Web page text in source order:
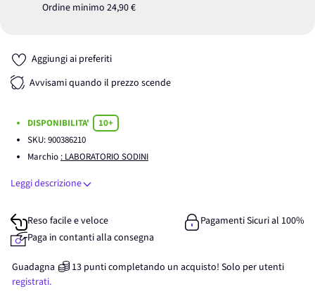
Ordine minimo 24,90 €
Aggiungi ai preferiti
Avvisami quando il prezzo scende
DISPONIBILITA'
10+
SKU:900386210
Marchio : LABORATORIO SODINI
Leggi descrizione
Reso facile e veloce
Pagamenti Sicuri al 100%
Paga in contanti alla consegna
Guadagna 13 punticompletando un acquisto! Solo per utenti
registrati.